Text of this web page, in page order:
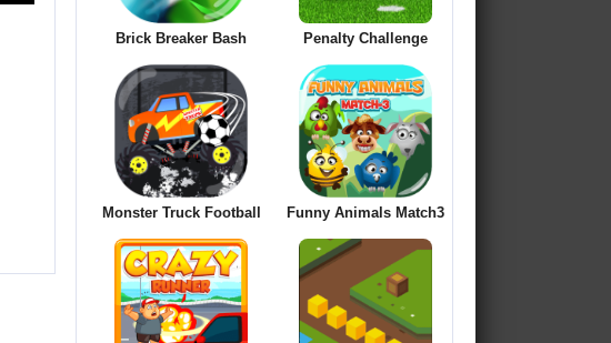
Brick Breaker Bash Penalty Challenge
Monster Truck Football Funny Animals Match3